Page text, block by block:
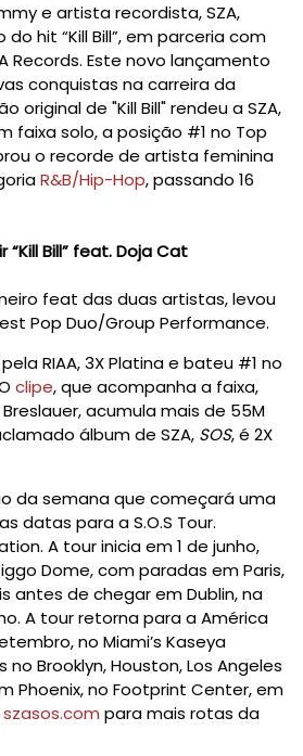
e artista recordista, SZA,
hit “Kill Bill”, em parceria com
Records. Este novo lançamento
conquistas na carreira da
original de "Kill Bill" rendeu a SZA,
faixa solo, a posição #1 no Top
o recorde de artista feminina
R&B/Hip-Hop, passando 16
“Kill Bill” feat. Doja Cat
feat das duas artistas, levou
Pop Duo/Group Performance.
RIAA, 3X Platina e bateu #1 no
clipe, que acompanha a faixa,
acumula mais de 55M
álbum de SZA, SOS, é 2X
da semana que começará uma
datas para a S.O.S Tour.
A tour inicia em 1 de junho,
Dome, com paradas em Paris,
antes de chegar em Dublin, na
A tour retorna para a América
no Miami’s Kaseya
Brooklyn, Houston, Los Angeles
Phoenix, no Footprint Center, em
szasos.com para mais rotas da